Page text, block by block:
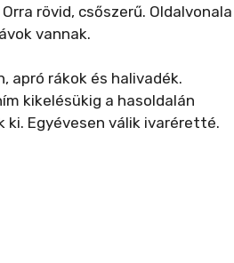
rövid, csőszerű. Oldalvonala
vannak.
apró rákok és halivadék.
kikelésükig a hasoldalán
Egyévesen válik ivaréretté.